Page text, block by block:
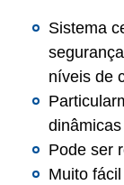
Sistema
níveis de
Pode ser
Muito